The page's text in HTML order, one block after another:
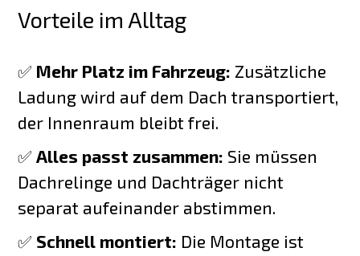
Vorteile im Alltag
✅ Mehr Platz im Fahrzeug: Zusätzliche
Ladung wird auf dem Dach transportiert,
der Innenraum bleibt frei.
✅Alles passt zusammen: Sie müssen
Dachrelinge und Dachträger nicht
separat aufeinander abstimmen.
✅ Schnell montiert: Die Montage ist